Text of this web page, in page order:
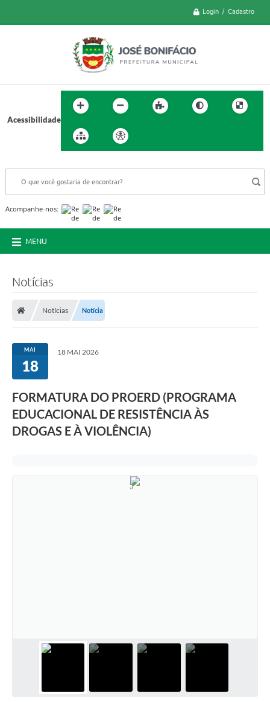
Login / Cadastro
Acessibilidade
Acompanhe-nos:
MENU
Notícias
Notícias Notícia
MAI
18
18 MAI 2026
FORMATURA DO PROERD (PROGRAMA
EDUCACIONAL DE RESISTÊNCIA ÀS
DROGAS E À VIOLÊNCIA)